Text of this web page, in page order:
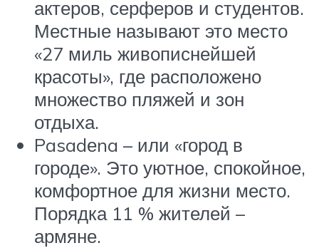
актеров, серферов и студентов.
Местные называют это место
«27 миль живописнейшей
красоты», где расположено
множество пляжей и зон
отдыха.
Pasadеna – или «город в
городе». Это уютное, спокойное,
комфортное для жизни место.
Порядка 11 % жителей –
армяне.